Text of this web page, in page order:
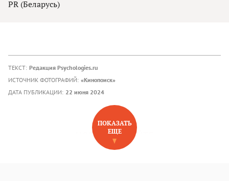
PR (Беларусь)
ТЕКСТ: Редакция Psychologies.ru
ИСТОЧНИК ФОТОГРАФИЙ: «Кинопоиск»
ДАТА ПУБЛИКАЦИИ: 22 июня 2024
НОВОЕ НА САЙТЕ
ПОКАЗАТЬ
ЕЩЕ